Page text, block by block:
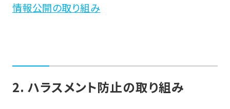
情報公開の取り組み
2. ハラスメント防止の取り組み